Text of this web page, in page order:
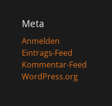
Meta
Anmelden
Eintrags-Feed
Kommentar-Feed
WordPress.org